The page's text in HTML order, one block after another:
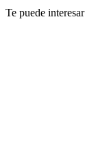
Te puede interesar